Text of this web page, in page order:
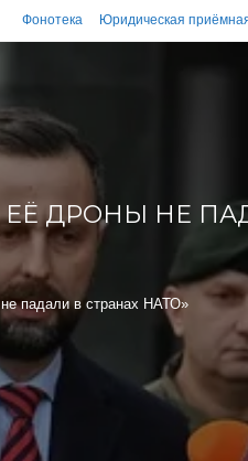
Фонотека Юридическая
ЕЁ ДРОНЫ НЕ
падали в странах НАТО»